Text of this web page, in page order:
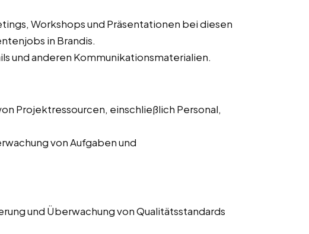
Workshops und Präsentationen bei diesen
in Brandis.
und anderen Kommunikationsmaterialien.
Projektressourcen, einschließlich Personal,
von Aufgaben und
und Überwachung von Qualitätsstandards